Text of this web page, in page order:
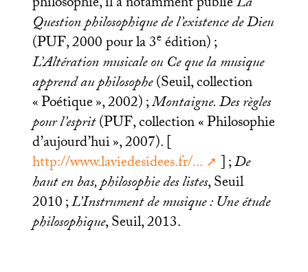
Question philosophique de l’existence de Dieu
(PUF, 2000 pour la 3eédition);
L’Altération musicale ou Ce que la musique
apprend au philosophe(Seuil, collection
«Poétique», 2002);Montaigne. Des règles
pour l’esprit(PUF, collection «Philosophie
d’aujourd’hui», 2007). [
http://www.laviedesidees.fr/...
];De
haut en bas, philosophie des listes, Seuil
2010;L’Instrument de musique : Une étude
philosophique, Seuil, 2013.